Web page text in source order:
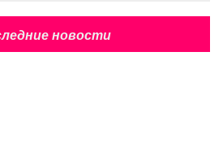
новости